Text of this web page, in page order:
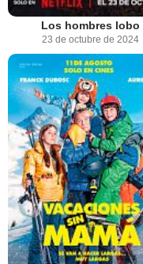
Los hombres lobo
23 de octubre de 2024